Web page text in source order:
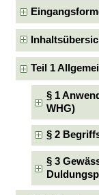
Teil 1
§ 1
WHG)
§ 2
§ 3